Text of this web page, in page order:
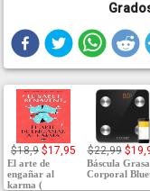
$18,9 $17,95
El arte de
engañar al
karma (
$22,99
Báscula Grasa
Corporal